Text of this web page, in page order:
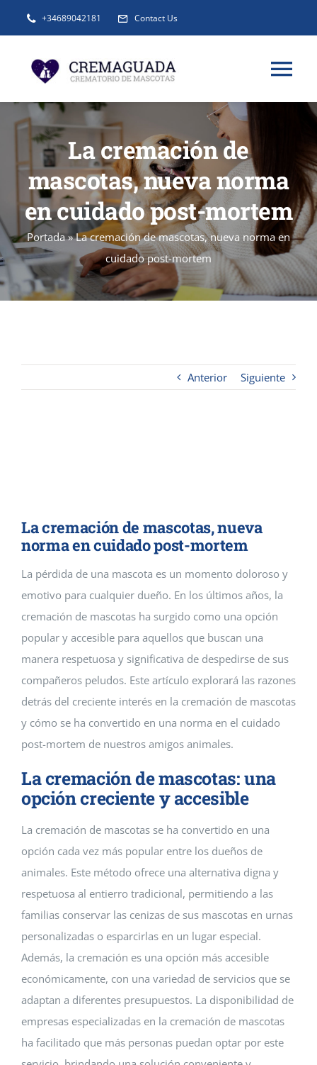
+34689042181 Contact Us
INFORMACIÓN
SERVICIOS
URNAS Y RECUERDOS
BLOG
La cremación de
mascotas, nueva norma
en cuidado post-mortem
Portada»La cremación de mascotas, nueva norma en
cuidado post-mortem
Anterior Siguiente
La cremación de mascotas, nueva
norma en cuidado post-mortem
La pérdida de una mascota es un momento doloroso y
emotivo para cualquier dueño. En los últimos años, la
cremación de mascotas ha surgido como una opción
popular y accesible para aquellos que buscan una
manera respetuosa y significativa de despedirse de sus
compañeros peludos. Este artículo explorará las razones
detrás del creciente interés en la cremación de mascotas
y cómo se ha convertido en una norma en el cuidado
post-mortem de nuestros amigos animales.
La cremación de mascotas: una
opción creciente y accesible
La cremación de mascotas se ha convertido en una
opción cada vez más popular entre los dueños de
animales. Este método ofrece una alternativa digna y
respetuosa al entierro tradicional, permitiendo a las
familias conservar las cenizas de sus mascotas en urnas
personalizadas o esparcirlas en un lugar especial.
Además, la cremación es una opción más accesible
económicamente, con una variedad de servicios que se
adaptan a diferentes presupuestos. La disponibilidad de
empresas especializadas en la cremación de mascotas
ha facilitado que más personas puedan optar por este